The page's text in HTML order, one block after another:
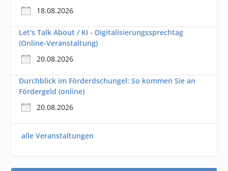
18.08.2026
Let's Talk About / KI - Digitalisierungssprechtag
(Online-Veranstaltung)
20.08.2026
Durchblick im Förderdschungel: So kommen Sie an
Fördergeld (online)
20.08.2026
alle Veranstaltungen